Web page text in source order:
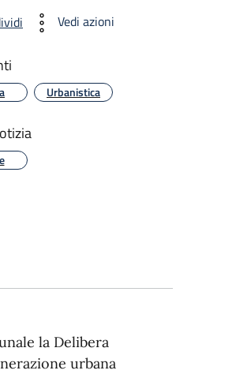
Vedi azioni
Urbanistica
la Delibera
urbana